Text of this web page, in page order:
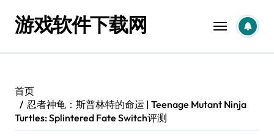
游戏软件下载网
首页
忍者神龟：斯普林特的命运 | Teenage Mutant Ninja
Turtles: Splintered Fate Switch评测